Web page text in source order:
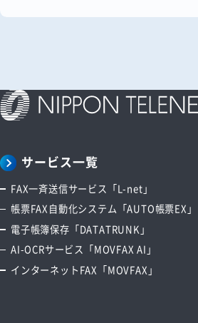
サービス一覧
FAX一斉送信サービス「L-net」
帳票FAX自動化システム「AUTO帳票EX」
電子帳簿保存「DATATRUNK」
AI-OCRサービス「MOVFAX AI」
インターネットFAX「MOVFAX」